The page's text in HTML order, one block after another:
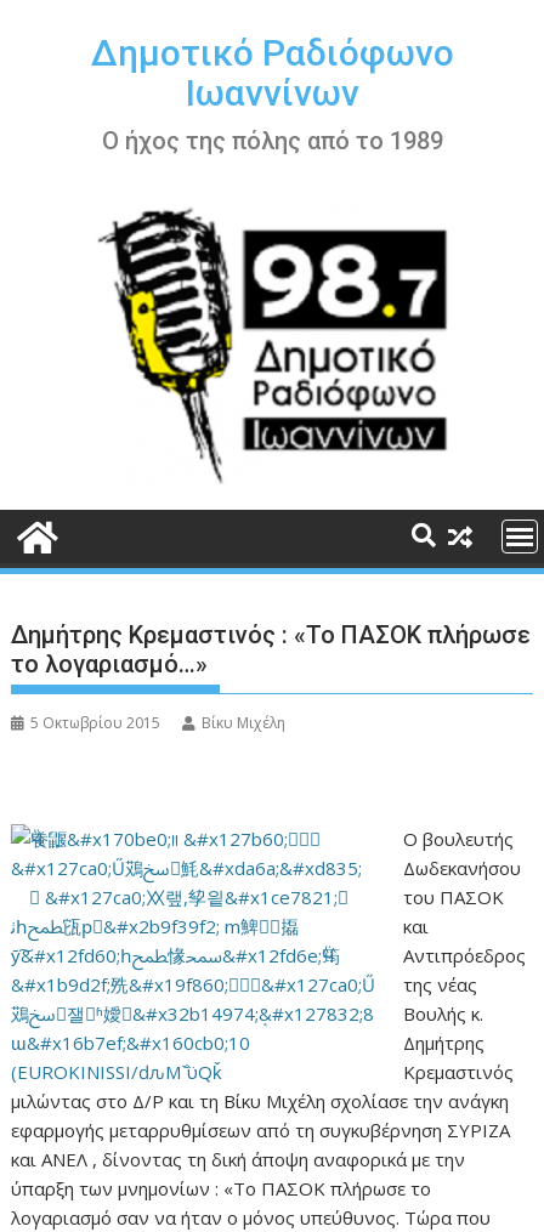
περιεχόμενοΔημοτικό Ραδιόφωνο
Ιωαννίνων
Ο ήχος της πόλης από το 1989
Δημήτρης Κρεμαστινός : «Το ΠΑΣΟΚ πλήρωσε
το λογαριασμό…»
5 Οκτωβρίου 2015 Βίκυ Μιχέλη
Ο βουλευτής
Δωδεκανήσου
του ΠΑΣΟΚ
και
Αντιπρόεδρος
της νέας
Βουλής κ.
Δημήτρης
Κρεμαστινός
μιλώντας στο Δ/Ρ και τη Βίκυ Μιχέλη σχολίασε την ανάγκη
εφαρμογής μεταρρυθμίσεων από τη συγκυβέρνηση ΣΥΡΙΖΑ
και ΑΝΕΛ , δίνοντας τη δική άποψη αναφορικά με την
ύπαρξη των μνημονίων : «Το ΠΑΣΟΚ πλήρωσε το
λογαριασμό σαν να ήταν ο μόνος υπεύθυνος. Τώρα που